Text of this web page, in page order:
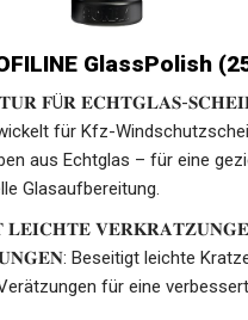
GlassPolish
𝐅Ü𝐑 𝐄𝐂𝐇𝐓𝐆𝐋𝐀𝐒-
für Kfz-
aus Echtglas – für eine
Glasaufbereitung.
𝐋𝐄𝐈𝐂𝐇𝐓𝐄
Beseitigt leichte
für eine